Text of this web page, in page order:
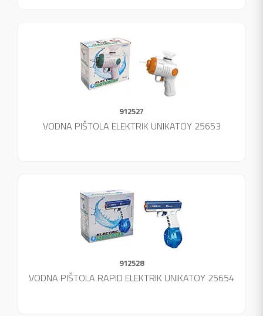
912527
VODNA PIŠTOLA ELEKTRIK UNIKATOY 25653
912528
VODNA PIŠTOLA RAPID ELEKTRIK UNIKATOY 25654